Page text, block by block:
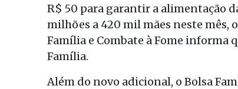
R$ 50 para garantir a alimentação
milhões a 420 mil mães neste mês,
Família e Combate à Fome informa
Família.
Além do novo adicional, o Bolsa